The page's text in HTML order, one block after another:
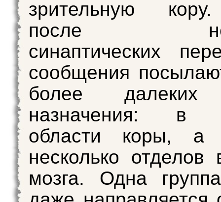
зрительную
после
синаптических
сообщения
более далеких
назначения: в
области коры, а
несколько отделов
мозга. Одна